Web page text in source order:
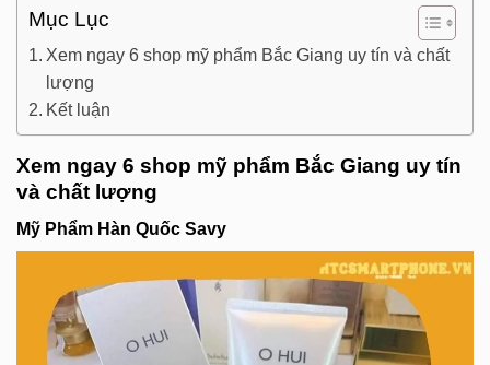
Mục Lục
Xem ngay 6 shop mỹ phẩm Bắc Giang uy tín và chất
lượng
Kết luận
Xem ngay 6 shop mỹ phẩm Bắc Giang uy tín
và chất lượng
Mỹ Phẩm Hàn Quốc Savy